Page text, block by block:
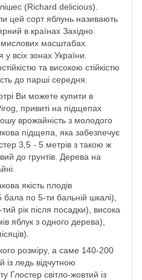
(Richard delicious).
цей сорт яблунь називають
в країнах Західно
масштабах.
всіх зонах України.
та високою стійкістю
до парші середня.
Ви можете купити в
привиті на підщепах
врожайність з молодого
підщепа, яка забезпечує
3,5 - 5 метрів з такою ж
до грунтів. Дерева на
якість плодів
бала по 5-ти бальній шкалі),
рік після посадки), висока
яблук з одного дерева),
розміру, а саме 140-200
із ледь відчутною
Глостер світло-жовтий із